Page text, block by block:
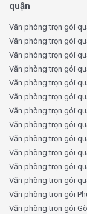
quận
Văn phòng trọn gói
Văn phòng trọn gói
Văn phòng trọn gói
Văn phòng trọn gói
Văn phòng trọn gói
Văn phòng trọn gói
Văn phòng trọn gói
Văn phòng trọn gói
Văn phòng trọn gói
Văn phòng trọn gói
Văn phòng trọn gói
Văn phòng trọn gói
Văn phòng trọn gói
Văn phòng trọn gói